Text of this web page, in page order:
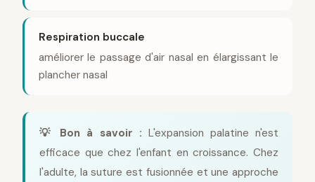
Respiration buccale
améliorer le passage d'air nasal en élargissant le
plancher nasal
💡 Bon à savoir : L'expansion palatine n'est
efficace que chez l'enfant en croissance. Chez
l'adulte, la suture est fusionnée et une approche